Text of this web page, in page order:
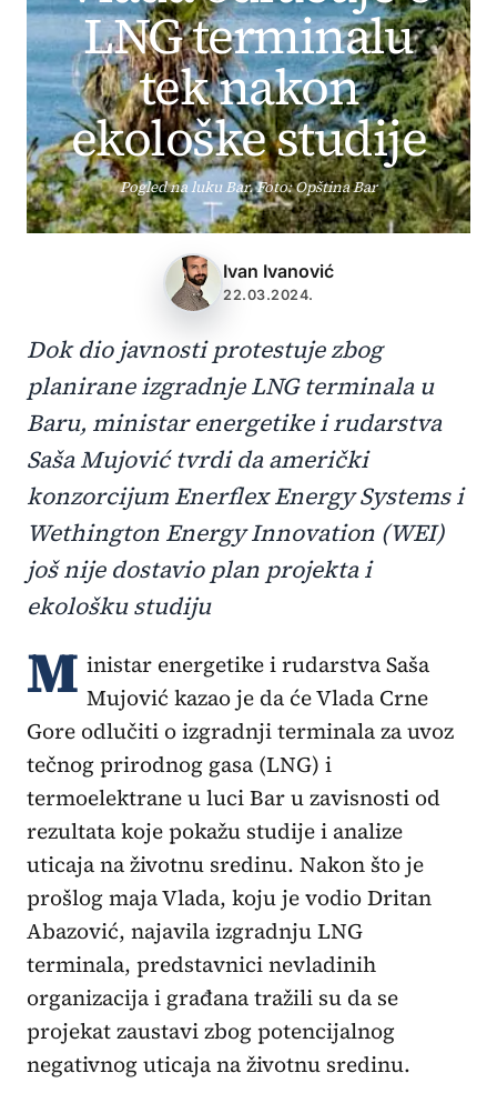
LNG terminalu
tek nakon
ekološke studije
Pogled na luku Bar. Foto: Opština Bar
Ivan Ivanović
22.03.2024.
Dok dio javnosti protestuje zbog
planirane izgradnje LNG terminala u
Baru, ministar energetike i rudarstva
Saša Mujović tvrdi da američki
konzorcijum Enerflex Energy Systems i
Wethington Energy Innovation (WEI)
još nije dostavio plan projekta i
ekološku studiju
M inistar energetike i rudarstva Saša
Mujović kazao je da će Vlada Crne
Gore odlučiti o izgradnji terminala za uvoz
tečnog prirodnog gasa (LNG) i
termoelektrane u luci Bar u zavisnosti od
rezultata koje pokažu studije i analize
uticaja na životnu sredinu. Nakon što je
prošlog maja Vlada, koju je vodio Dritan
Abazović, najavila izgradnju LNG
terminala, predstavnici nevladinih
organizacija i građana tražili su da se
projekat zaustavi zbog potencijalnog
negativnog uticaja na životnu sredinu.